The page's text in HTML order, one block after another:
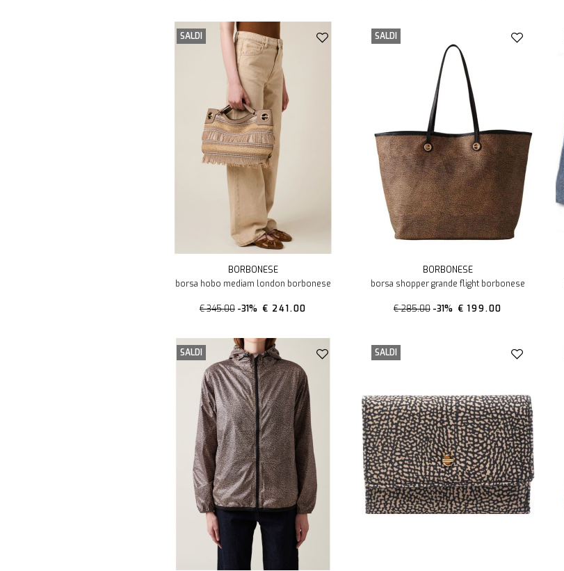
SALDI
BORBONESE
borsa hobo mediam london borbonese
€ 345.00 -31% € 241.00
SALDI
BORBONESE
borsa shopper grande flight borbonese
€ 285.00 -31% € 199.00
SALDI SALDI